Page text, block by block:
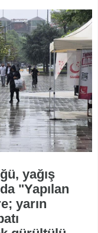
yağış
"Yapılan
yarın